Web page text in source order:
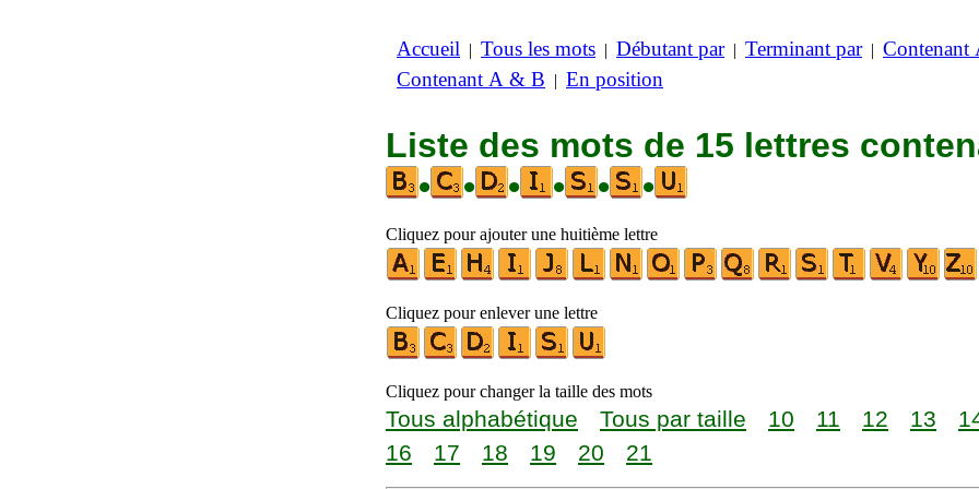
Accueil | Tous les mots | Débutant par| Terminant par| Contenant
Contenant A & B | En position
Liste des mots de 15 lettres
•
• • • • •
Cliquez pour ajouter une huitième lettre
Cliquez pour enlever une lettre
Cliquez pour changer la taille des mots
Tous alphabétique Tous par taille 10 11 12 13
16
17 18 19 20 21